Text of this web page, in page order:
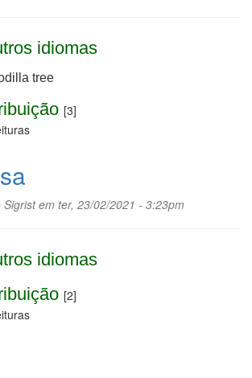
idiomas
tree
[3]
Sigristem ter, 23/02/2021 - 3:23pm
idiomas
[2]